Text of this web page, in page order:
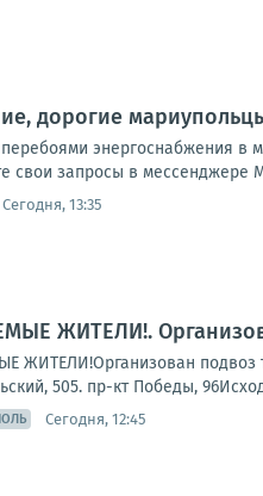
дорогие
энергоснабжения в
свои запросы в мессенджере
Сегодня, 13:35
ЖИТЕЛИ!.
ЖИТЕЛИ!Организован подвоз
505. пр-кт Победы,
Сегодня, 12:45